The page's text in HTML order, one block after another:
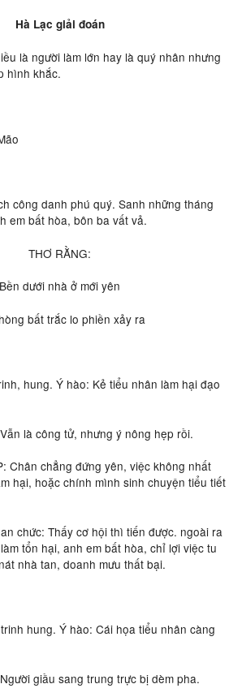
Hà Lạc giải đoán
là người làm lớn hay là quý nhân nhưng
hình khắc.
công danh phú quý. Sanh những tháng
em bất hòa, bôn ba vất vả.
THƠ RẰNG:
Bền dưới nhà ở mới yên
bất trắc lo phiền xảy ra
hung. Ý hào: Kẻ tiểu nhân làm hại đạo
là công tử, nhưng ý nông hẹp rồi.
Chân chẳng đứng yên, việc không nhất
hại, hoặc chính mình sinh chuyện tiểu tiết
chức: Thấy cơ hội thì tiến được. ngoài ra
tổn hại, anh em bất hòa, chỉ lợi việc tu
nhà tan, doanh mưu thất bại.
hung. Ý hào: Cái họa tiểu nhân càng
giầu sang trung trực bị dèm pha.